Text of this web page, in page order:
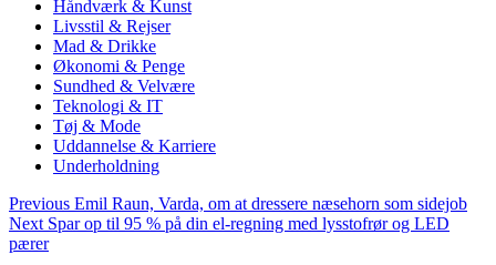
Håndværk & Kunst
Livsstil & Rejser
Mad & Drikke
Økonomi & Penge
Sundhed & Velvære
Teknologi & IT
Tøj & Mode
Uddannelse & Karriere
Underholdning
Previous Emil Raun, Varda, om at dressere næsehorn som sidejob
Next Spar op til 95 % på din el-regning med lysstofrør og LED
pærer